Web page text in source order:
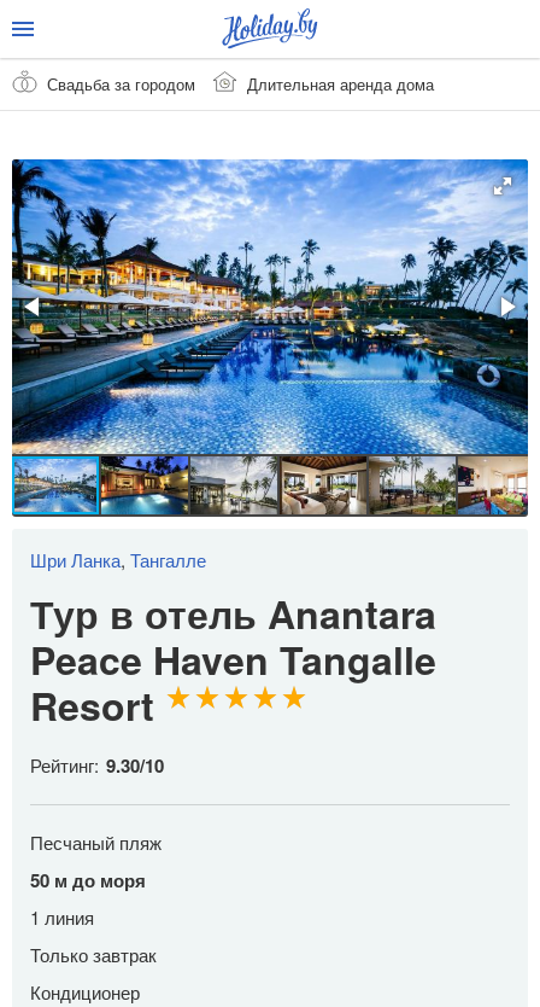
Свадьба за городом Длительная аренда дома
Шри Ланка, Тангалле
Тур в отель Anantara
Peace Haven Tangalle
Resort
Рейтинг: 9.30/10
Песчаный пляж
50 м до моря
1 линия
Только завтрак
Кондиционер